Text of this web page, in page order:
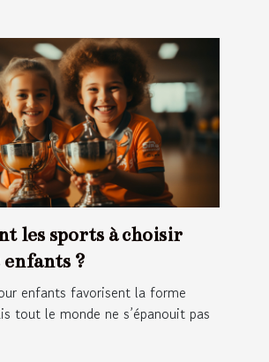
les sports à choisir
?
enfants favorisent la forme
tout le monde ne s’épanouit pas